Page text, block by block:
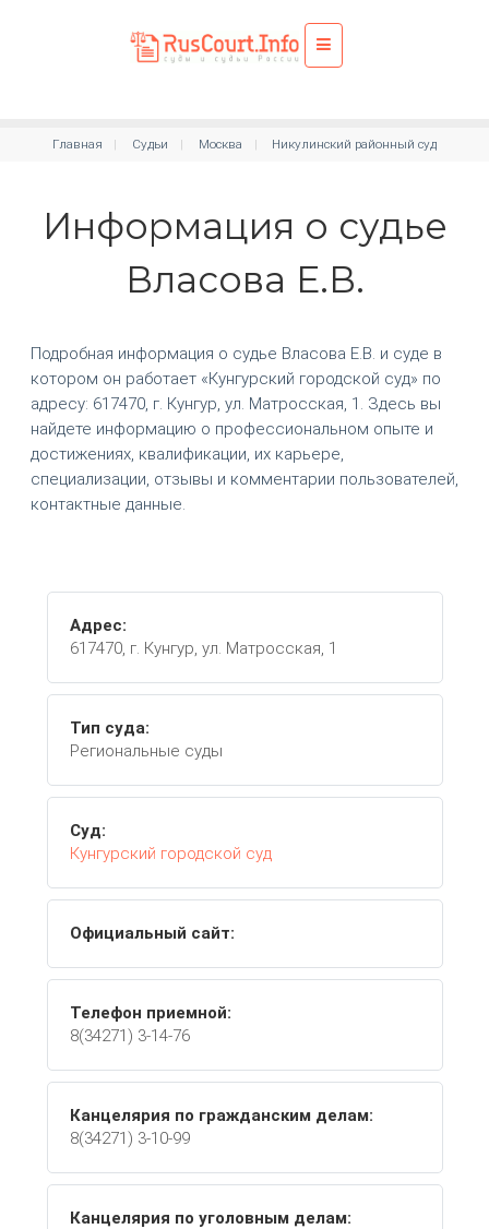
Главная Судьи Москва Никулинский районный суд
Информация о судье
Власова Е.В.
Подробная информация о судье Власова Е.В. и суде в
котором он работает «Кунгурский городской суд» по
адресу: 617470, г. Кунгур, ул. Матросская, 1. Здесь вы
найдете информацию о профессиональном опыте и
достижениях, квалификации, их карьере,
специализации, отзывы и комментарии пользователей,
контактные данные.
Адрес:
617470, г. Кунгур, ул. Матросская, 1
Тип суда:
Региональные суды
Суд:
Кунгурский городской суд
Официальный сайт:
Телефон приемной:
8(34271) 3-14-76
Канцелярия по гражданским делам:
8(34271) 3-10-99
Канцелярия по уголовным делам: